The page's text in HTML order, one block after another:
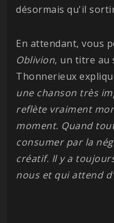
désormais qu'il
En attendant, vous
Oblivion, un titre au
Thonnerieux
une chanson très
reflète vraiment
moment. Quand
consumer par la
créatif. Il y a
nous et qui attend